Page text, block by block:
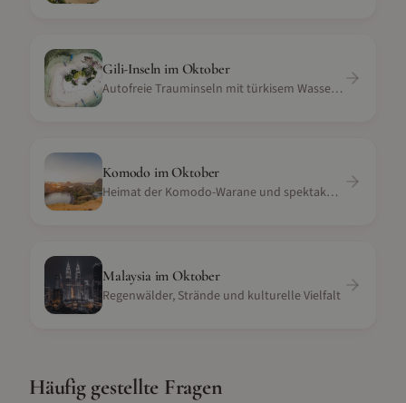
Gili-Inseln im Oktober
Autofreie Trauminseln mit türkisem Wasser und Korallenriffen
Komodo im Oktober
Heimat der Komodo-Warane und spektakuläre Tauchriffe
Malaysia im Oktober
Regenwälder, Strände und kulturelle Vielfalt
Häufig gestellte Fragen